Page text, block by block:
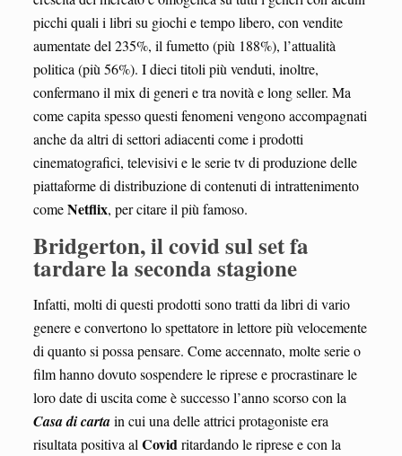
picchi quali i libri su giochi e tempo libero, con vendite
aumentate del 235%, il fumetto (più 188%), l’attualità
politica (più 56%). I dieci titoli più venduti, inoltre,
confermano il mix di generi e tra novità e long seller. Ma
come capita spesso questi fenomeni vengono accompagnati
anche da altri di settori adiacenti come i prodotti
cinematografici, televisivi e le serie tv di produzione delle
piattaforme di distribuzione di contenuti di intrattenimento
comeNetflix, per citare il più famoso.
Bridgerton, il covid sul set fa
tardare la seconda stagione
Infatti, molti di questi prodotti sono tratti da libri di vario
genere e convertono lo spettatore in lettore più velocemente
di quanto si possa pensare. Come accennato, molte serie o
film hanno dovuto sospendere le riprese e procrastinare le
loro date di uscita come è successo l’anno scorso con la
Casa di cartain cui una delle attrici protagoniste era
risultata positiva al Covidritardando le riprese e con la